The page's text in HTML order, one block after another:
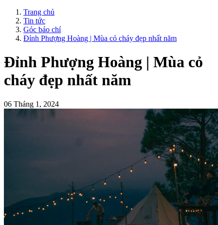
Trang chủ
Tin tức
Góc báo chí
Đỉnh Phượng Hoàng | Mùa cỏ cháy đẹp nhất năm
Đỉnh Phượng Hoàng | Mùa cỏ
cháy đẹp nhất năm
06 Tháng 1, 2024